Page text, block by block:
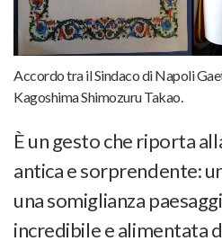
Accordo tra il Sindaco di Napoli
Kagoshima Shimozuru Takao.
È un gesto che riporta
antica e sorprendente:
una somiglianza
incredibile e alimentata